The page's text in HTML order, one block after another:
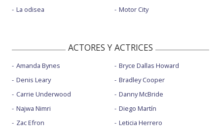
La odisea
Motor City
ACTORES Y ACTRICES
Amanda Bynes
Denis Leary
Carrie Underwood
Najwa Nimri
Zac Efron
Bryce Dallas Howard
Bradley Cooper
Danny McBride
Diego Martín
Leticia Herrero